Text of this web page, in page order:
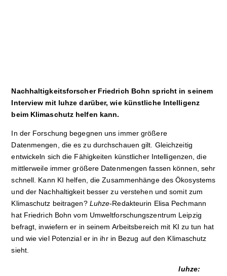
Nachhaltigkeitsforscher Friedrich Bohn spricht in seinem
Interview mit luhze darüber, wie künstliche Intelligenz
beim Klimaschutz helfen kann.
In der Forschung begegnen uns immer größere
Datenmengen, die es zu durchschauen gilt. Gleichzeitig
entwickeln sich die Fähigkeiten künstlicher Intelligenzen, die
mittlerweile immer größere Datenmengen fassen können, sehr
schnell. Kann KI helfen, die Zusammenhänge des Ökosystems
und der Nachhaltigkeit besser zu verstehen und somit zum
Klimaschutz beitragen? Luhze-Redakteurin Elisa Pechmann
hat Friedrich Bohn vom Umweltforschungszentrum Leipzig
befragt, inwiefern er in seinem Arbeitsbereich mit KI zu tun hat
und wie viel Potenzial er in ihr in Bezug auf den Klimaschutz
sieht.
luhze: